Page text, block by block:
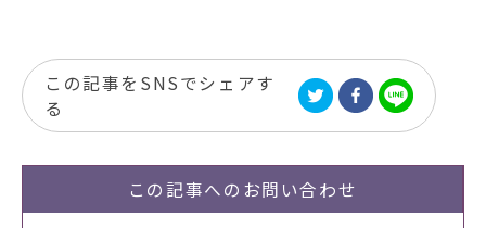
この記事をSNSでシェアす
る
この記事への お問い合わせ